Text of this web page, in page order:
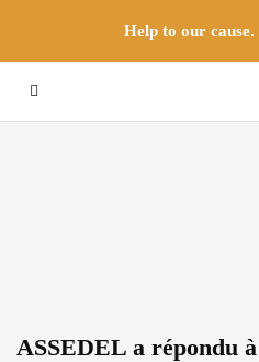
Help to our cause.
ASSEDEL a répondu